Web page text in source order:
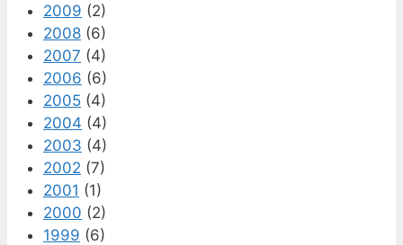
2009 (2)
2008 (6)
2007 (4)
2006 (6)
2005 (4)
2004 (4)
2003 (4)
2002 (7)
2001 (1)
2000 (2)
1999 (6)